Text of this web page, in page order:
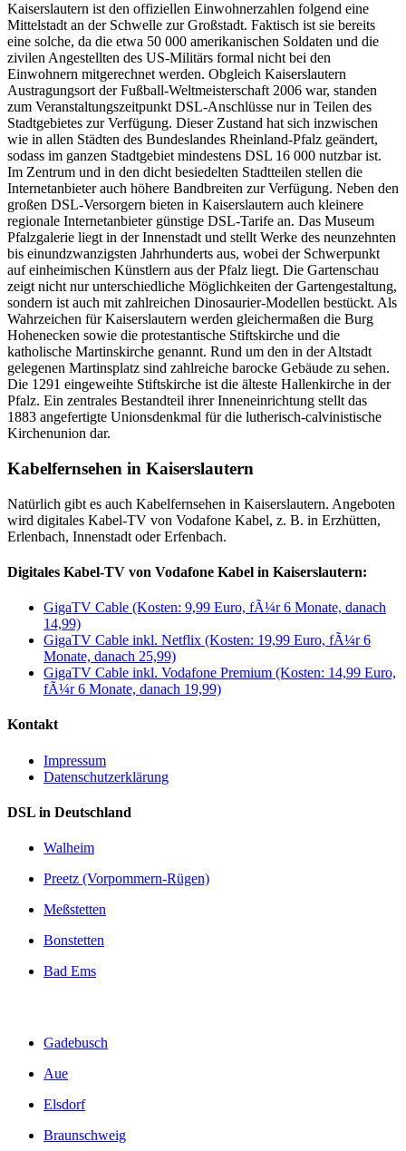
Kaiserslautern ist den offiziellen Einwohnerzahlen folgend eine
Mittelstadt an der Schwelle zur Großstadt. Faktisch ist sie bereits
eine solche, da die etwa 50 000 amerikanischen Soldaten und die
zivilen Angestellten des US-Militärs formal nicht bei den
Einwohnern mitgerechnet werden. Obgleich Kaiserslautern
Austragungsort der Fußball-Weltmeisterschaft 2006 war, standen
zum Veranstaltungszeitpunkt DSL-Anschlüsse nur in Teilen des
Stadtgebietes zur Verfügung. Dieser Zustand hat sich inzwischen
wie in allen Städten des Bundeslandes Rheinland-Pfalz geändert,
sodass im ganzen Stadtgebiet mindestens DSL 16 000 nutzbar ist.
Im Zentrum und in den dicht besiedelten Stadtteilen stellen die
Internetanbieter auch höhere Bandbreiten zur Verfügung. Neben den
großen DSL-Versorgern bieten in Kaiserslautern auch kleinere
regionale Internetanbieter günstige DSL-Tarife an. Das Museum
Pfalzgalerie liegt in der Innenstadt und stellt Werke des neunzehnten
bis einundzwanzigsten Jahrhunderts aus, wobei der Schwerpunkt
auf einheimischen Künstlern aus der Pfalz liegt. Die Gartenschau
zeigt nicht nur unterschiedliche Möglichkeiten der Gartengestaltung,
sondern ist auch mit zahlreichen Dinosaurier-Modellen bestückt. Als
Wahrzeichen für Kaiserslautern werden gleichermaßen die Burg
Hohenecken sowie die protestantische Stiftskirche und die
katholische Martinskirche genannt. Rund um den in der Altstadt
gelegenen Martinsplatz sind zahlreiche barocke Gebäude zu sehen.
Die 1291 eingeweihte Stiftskirche ist die älteste Hallenkirche in der
Pfalz. Ein zentrales Bestandteil ihrer Inneneinrichtung stellt das
1883 angefertigte Unionsdenkmal für die lutherisch-calvinistische
Kirchenunion dar.
Kabelfernsehen in Kaiserslautern
Natürlich gibt es auch Kabelfernsehen in Kaiserslautern. Angeboten
wird digitales Kabel-TV von Vodafone Kabel, z. B. in Erzhütten,
Erlenbach, Innenstadt oder Erfenbach.
Digitales Kabel-TV von Vodafone Kabel in Kaiserslautern:
GigaTV Cable (Kosten: 9,99 Euro, fÃ¼r 6 Monate, danach
14,99)
GigaTV Cable inkl. Netflix (Kosten: 19,99 Euro, fÃ¼r 6
Monate, danach 25,99)
GigaTV Cable inkl. Vodafone Premium (Kosten: 14,99 Euro,
fÃ¼r 6 Monate, danach 19,99)
Kontakt
Impressum
Datenschutzerklärung
DSL in Deutschland
Walheim
Preetz (Vorpommern-Rügen)
Meßstetten
Bonstetten
Bad Ems
Gadebusch
Aue
Elsdorf
Braunschweig